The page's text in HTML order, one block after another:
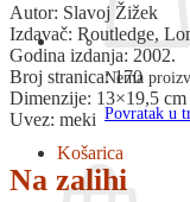
Nema
Povratak u
Košarica
Autor: Slavoj Žižek
Izdavač: Routledge,
Godina izdanja: 2002.
Broj stranica: 170
Dimenzije: 13×19,5 cm
Uvez: meki
Na zalihi